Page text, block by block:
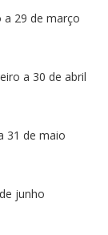
a 29 de março
a 30 de abril
31 de maio
junho